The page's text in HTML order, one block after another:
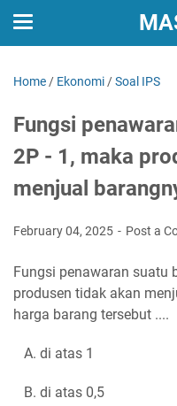
Home / Ekonomi /Soal IPS
Fungsi
2P - 1, maka
menjual
February 04, 2025 Post a
Fungsi penawaran suatu
produsen tidak akan
harga barang tersebut ....
A. di atas 1
B. di atas 0,5